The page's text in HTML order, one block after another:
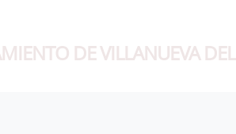
DE VILLANUEVA